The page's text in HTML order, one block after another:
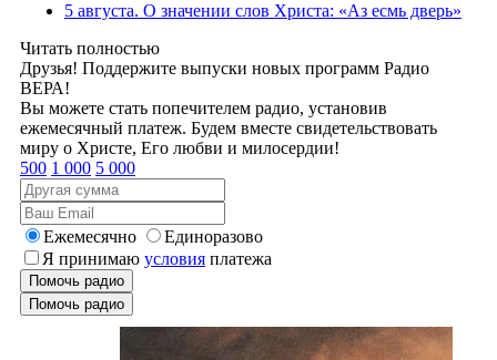
5 августа. О значении слов Христа: «Аз есмь дверь»
Читать полностью
Друзья! Поддержите выпуски новых программ Радио
ВЕРА!
Вы можете стать попечителем радио, установив
ежемесячный платеж. Будем вместе свидетельствовать
миру о Христе, Его любви и милосердии!
500 1 000 5 000
Ежемесячно
Единоразово
Я принимаю условия платежа
Помочь радио
Помочь радио